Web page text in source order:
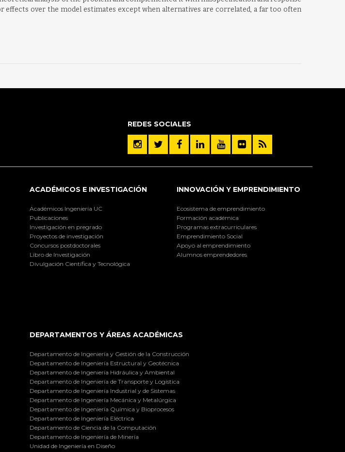
effects over the model estimates except when alternatives are correlated, a far too often
REDES SOCIALES
ACADÉMICOS E INVESTIGACIÓN
Académicos Ingeniería UC
Publicaciones
Investigación en pregrado
Proyectos de investigación
Concursos postdoctorales
Libro de Investigación
Divulgación Científica y Tecnológica
INNOVACIÓN Y EMPRENDIMIENTO
Ecosistema de emprendimiento
Formación académica
Programas extracurriculares
Emprendimiento Social
Apoyo al emprendimiento
Alumnos emprendedores
DEPARTAMENTOS Y ÁREAS ACADÉMICAS
Departamento de Ingeniería y Gestión de la Construcción
Departamento de Ingeniería Estructural y Geotécnica
Departamento de Ingeniería Hidráulica y Ambiental
Departamento de Ingeniería de Transporte y Logística
Departamento de Ingeniería Industrial y de Sistemas
Departamento de Ingeniería Mecánica y Metalúrgica
Departamento de Ingeniería Química y Bioprocesos
Departamento de Ingeniería Eléctrica
Departamento de Ciencia de la Computación
Departamento de Ingeniería de Minería
Unidad de Ingeniería en Diseño